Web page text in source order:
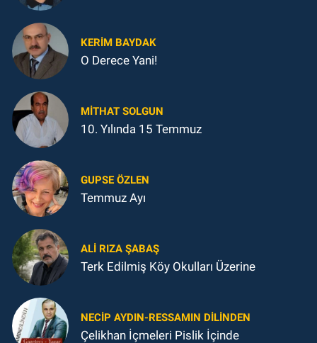
KERIM BAYDAK
O Derece Yani!
MITHAT SOLGUN
10. Yılında 15 Temmuz
GUPSE ÖZLEN
Temmuz Ayı
ALI RIZA ŞABAŞ
Terk Edilmiş Köy Okulları Üzerine
NECIP AYDIN-RESSAMIN DILINDEN
Çelikhan İçmeleri Pislik İçinde